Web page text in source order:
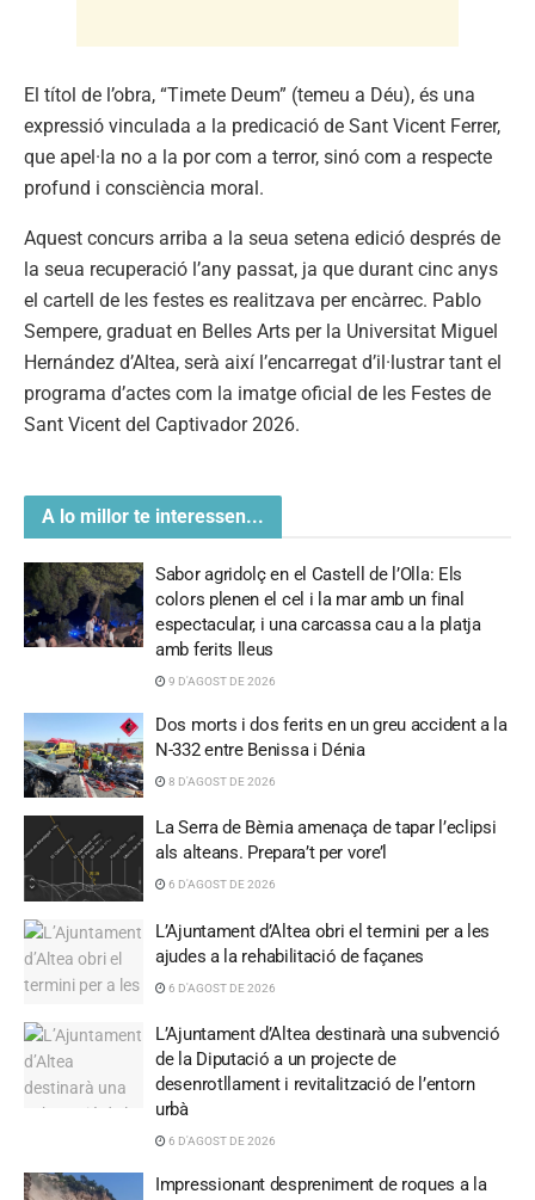
El títol de l’obra, “Timete Deum” (temeu a Déu), és una
expressió vinculada a la predicació de Sant Vicent Ferrer,
que apel·la no a la por com a terror, sinó com a respecte
profund i consciència moral.
Aquest concurs arriba a la seua setena edició després de
la seua recuperació l’any passat, ja que durant cinc anys
el cartell de les festes es realitzava per encàrrec. Pablo
Sempere, graduat en Belles Arts per la Universitat Miguel
Hernández d’Altea, serà així l’encarregat d’il·lustrar tant el
programa d’actes com la imatge oficial de les Festes de
Sant Vicent del Captivador 2026.
A lo millor te interessen...
Sabor agridolç en el Castell de l’Olla: Els
colors plenen el cel i la mar amb un final
espectacular, i una carcassa cau a la platja
amb ferits lleus
9 D'AGOST DE 2026
Dos morts i dos ferits en un greu accident a la
N-332 entre Benissa i Dénia
8 D'AGOST DE 2026
La Serra de Bèrnia amenaça de tapar l’eclipsi
als alteans. Prepara’t per vore’l
6 D'AGOST DE 2026
L’Ajuntament d’Altea obri el termini per a les
ajudes a la rehabilitació de façanes
6 D'AGOST DE 2026
L’Ajuntament d’Altea destinarà una subvenció
de la Diputació a un projecte de
desenrotllament i revitalització de l’entorn
urbà
6 D'AGOST DE 2026
Impressionant despreniment de roques a la